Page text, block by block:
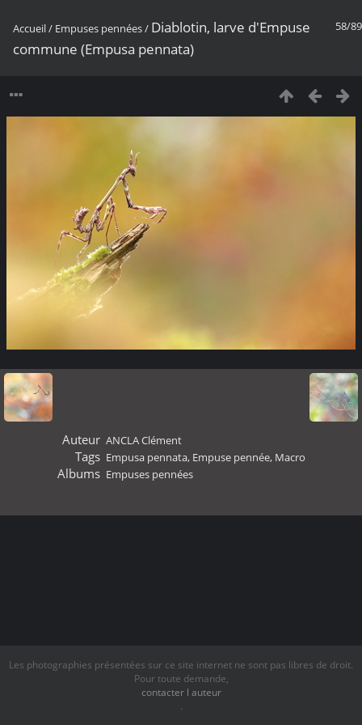
58/89
Accueil/ Empuses pennées/ Diablotin, larve d'Empuse
commune (Empusa pennata)
Auteur ANCLA Clément
Tags Empusa pennata, Empuse pennée, Macro
Albums Empuses pennées
Les photographies présentées sur ce site internet ne sont pas libres de droit.
Pour toute demande,
contacter l auteur
.